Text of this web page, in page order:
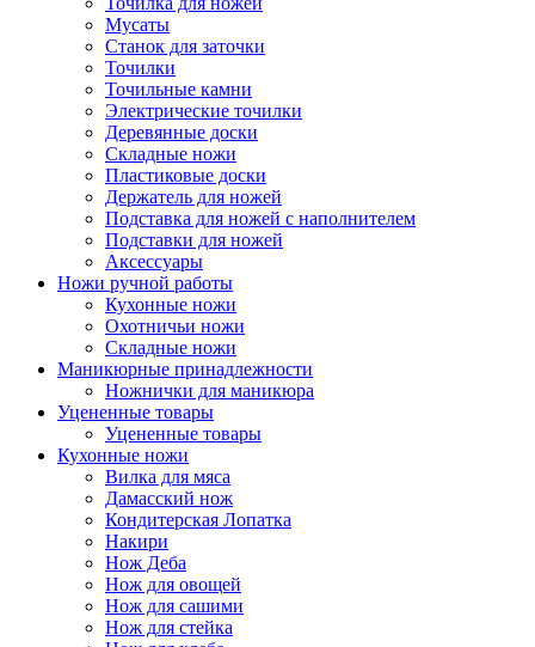
Мусаты
Станок для заточки
Точилки
Точильные камни
Электрические точилки
Деревянные доски
Складные ножи
Пластиковые доски
Держатель для ножей
Подставка для ножей с наполнителем
Подставки для ножей
Аксессуары
Ножи ручной работы
Кухонные ножи
Охотничьи ножи
Складные ножи
Маникюрные принадлежности
Ножнички для маникюра
Уцененные товары
Уцененные товары
Кухонные ножи
Вилка для мяса
Дамасский нож
Кондитерская Лопатка
Накири
Нож Деба
Нож для овощей
Нож для сашими
Нож для стейка